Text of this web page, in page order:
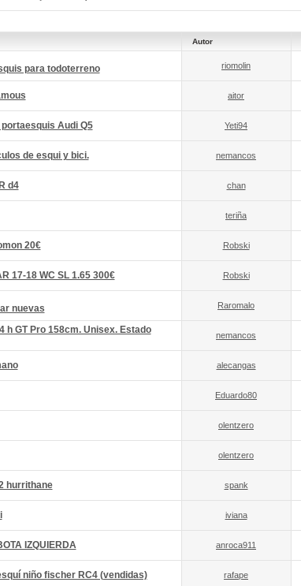
Autor
para todoterreno riomolin
aitor
Audi Q5 Yeti94
de esqui y bici. nemancos
d4 chan
teriña
20€ Robski
17-18 WC SL 1.65 300€ Robski
nuevas Raromalo
h GT Pro 158cm. Unisex. Estado
nemancos
alecangas
Eduardo80
olentzero
olentzero
hurrithane spank
iviana
IZQUIERDA anroca911
niño fischer RC4 (vendidas) rafape